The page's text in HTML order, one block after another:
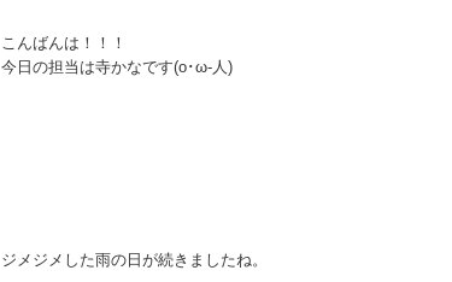
こんばんは！！！
今日の担当は寺かなです(o･ω-人)
ジメジメした雨の日が続きましたね。